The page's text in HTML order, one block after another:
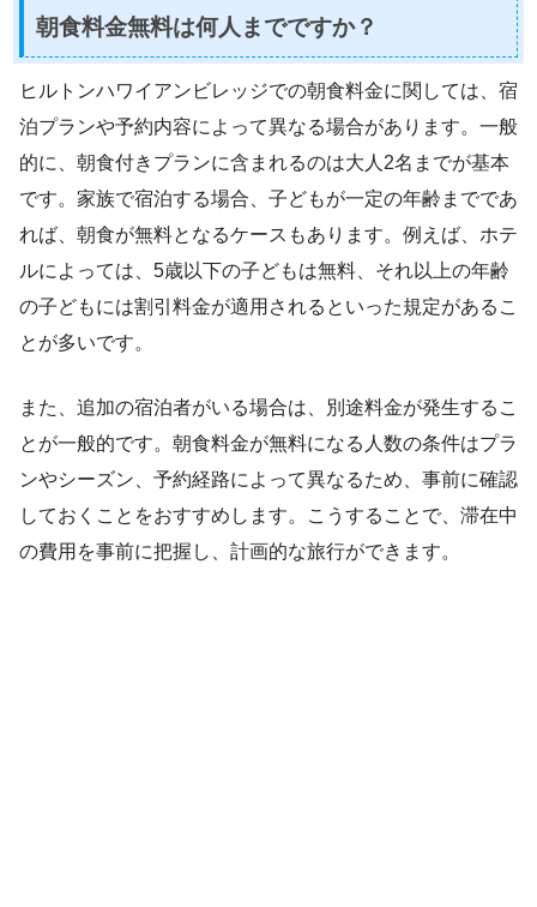
朝食料金無料は何人までですか？
ヒルトンハワイアンビレッジでの朝食料金に関しては、宿
泊プランや予約内容によって異なる場合があります。一般
的に、朝食付きプランに含まれるのは大人2名までが基本
です。家族で宿泊する場合、子どもが一定の年齢までであ
れば、朝食が無料となるケースもあります。例えば、ホテ
ルによっては、5歳以下の子どもは無料、それ以上の年齢
の子どもには割引料金が適用されるといった規定があるこ
とが多いです。
また、追加の宿泊者がいる場合は、別途料金が発生するこ
とが一般的です。朝食料金が無料になる人数の条件はプラ
ンやシーズン、予約経路によって異なるため、事前に確認
しておくことをおすすめします。こうすることで、滞在中
の費用を事前に把握し、計画的な旅行ができます。